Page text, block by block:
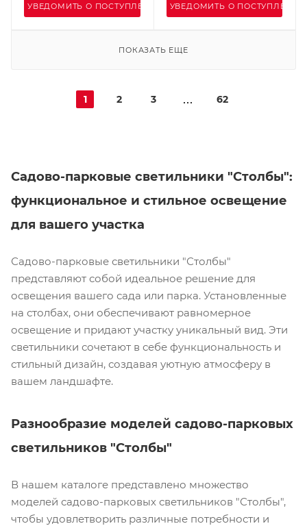
УВЕДОМИТЬ О ПОСТУПЛЕНИИ УВЕДОМИТЬ О ПОСТУПЛЕНИИ
ПОКАЗАТЬ ЕЩЕ
1 2 3 62
Садово-парковые светильники "Столбы":
функциональное и стильное освещение
для вашего участка
Садово-парковые светильники "Столбы"
представляют собой идеальное решение для
освещения вашего сада или парка. Установленные
на столбах, они обеспечивают равномерное
освещение и придают участку уникальный вид. Эти
светильники сочетают в себе функциональность и
стильный дизайн, создавая уютную атмосферу в
вашем ландшафте.
Разнообразие моделей садово-парковых
светильников "Столбы"
В нашем каталоге представлено множество
моделей садово-парковых светильников "Столбы",
чтобы удовлетворить различные потребности и